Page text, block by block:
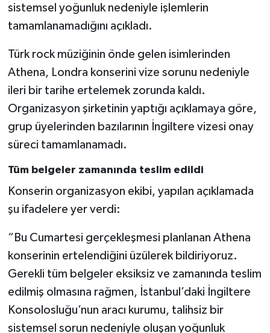
sistemsel yoğunluk nedeniyle işlemlerin
tamamlanamadığını açıkladı.
Türk rock müziğinin önde gelen isimlerinden
Athena, Londra konserini vize sorunu nedeniyle
ileri bir tarihe ertelemek zorunda kaldı.
Organizasyon şirketinin yaptığı açıklamaya göre,
grup üyelerinden bazılarının İngiltere vizesi onay
süreci tamamlanamadı.
Tüm belgeler zamanında teslim edildi
Konserin organizasyon ekibi, yapılan açıklamada
şu ifadelere yer verdi:
“Bu Cumartesi gerçekleşmesi planlanan Athena
konserinin ertelendiğini üzülerek bildiriyoruz.
Gerekli tüm belgeler eksiksiz ve zamanında teslim
edilmiş olmasına rağmen, İstanbul’daki İngiltere
Konsolosluğu’nun aracı kurumu, talihsiz bir
sistemsel sorun nedeniyle oluşan yoğunluk